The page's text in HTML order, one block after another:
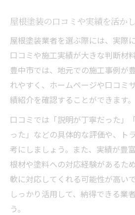
屋根塗装の口コミや実績を活か
屋根塗装業者を選ぶ際には、実際
口コミや施工実績が大きな判断材
豊中市では、地元での施工事例が
れやすく、ホームページや口コミ
績紹介を確認することができます。
口コミでは「説明が丁寧だった」
った」などの具体的な評価や、ト
考にしましょう。また、実績が豊
根材や塗料への対応経験があるた
軟に対応してくれる可能性が高い
しっかり活用して、納得できる業
う。